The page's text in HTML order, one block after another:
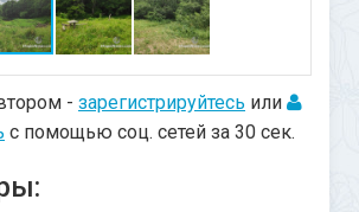
- зарегистрируйтесь или
с помощью соц. сетей за 30 сек.